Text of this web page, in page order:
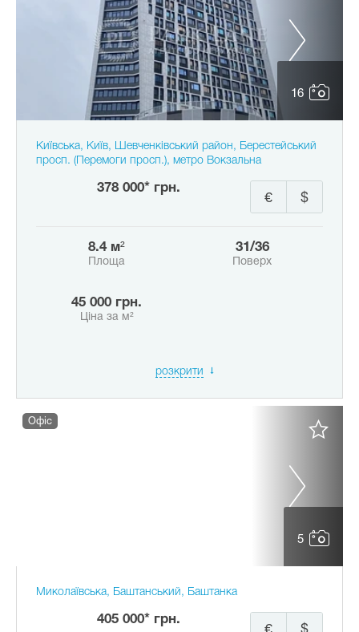
16
Київська, Київ, Шевченківський район, Берестейський
просп. (Перемоги просп.), метро Вокзальна
378 000* грн.
$
€
8.4 м²
Площа
31/36
Поверх
45 000 грн.
Ціна за м²
розкрити
5
Офіс
Миколаївська, Баштанський, Баштанка
405 000* грн.